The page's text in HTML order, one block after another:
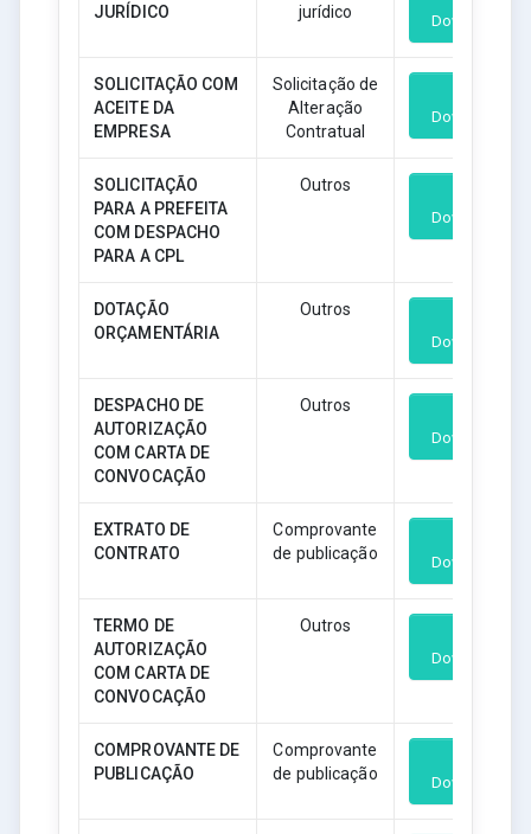
JURÍDICO
jurídico
Download
SOLICITAÇÃO COM
ACEITE DA
EMPRESA
Solicitação de
Alteração
Contratual
Download
SOLICITAÇÃO
PARA A PREFEITA
COM DESPACHO
PARA A CPL
Outros
Download
DOTAÇÃO
ORÇAMENTÁRIA
Outros
Download
DESPACHO DE
AUTORIZAÇÃO
COM CARTA DE
CONVOCAÇÃO
Outros
Download
EXTRATO DE
CONTRATO
Comprovante
de publicação
Download
TERMO DE
AUTORIZAÇÃO
COM CARTA DE
CONVOCAÇÃO
Outros
Download
COMPROVANTE DE
PUBLICAÇÃO
Comprovante
de publicação
Download